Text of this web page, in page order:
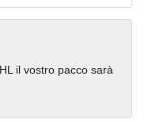
il vostro pacco sarà